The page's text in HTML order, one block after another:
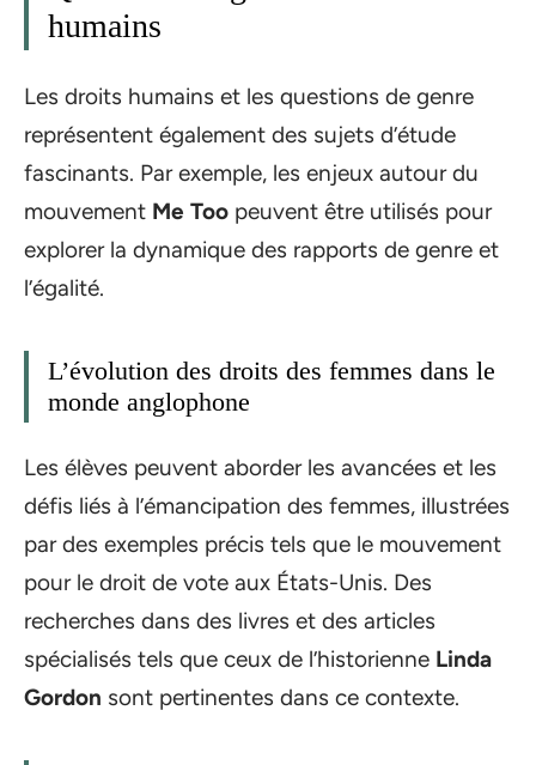
humains
Les droits humains et les questions de genre
représentent également des sujets d’étude
fascinants. Par exemple, les enjeux autour du
mouvement Me Too peuvent être utilisés pour
explorer la dynamique des rapports de genre et
l’égalité.
L’évolution des droits des femmes dans le
monde anglophone
Les élèves peuvent aborder les avancées et les
défis liés à l’émancipation des femmes, illustrées
par des exemples précis tels que le mouvement
pour le droit de vote aux États-Unis. Des
recherches dans des livres et des articles
spécialisés tels que ceux de l’historienne Linda
Gordon sont pertinentes dans ce contexte.